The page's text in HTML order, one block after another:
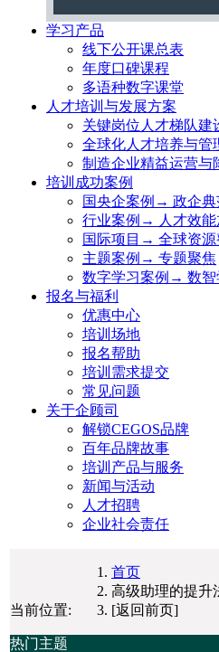
学习产品
线下公开课总表
年度口碑课程
多语种数字课堂
人才培训与发展方案
关键岗位人才梯队建
全球化人才培养与管
制造企业精益运营与
培训成功案例
国央企案例→ 政企典
行业案例→ 人才效能
国际项目→ 全球资
主题案例→ 专题聚焦
数字学习案例→ 数智
报名与福利
优惠中心
培训场地
报名帮助
培训需求提交
常见问题
关于企顾司
解锁CEGOS品牌
百年品牌故事
培训产品与服务
新闻与活动
人才招聘
企业社会责任
当前位置:
首页
高级助理的提升
[返回前页]
热门主题